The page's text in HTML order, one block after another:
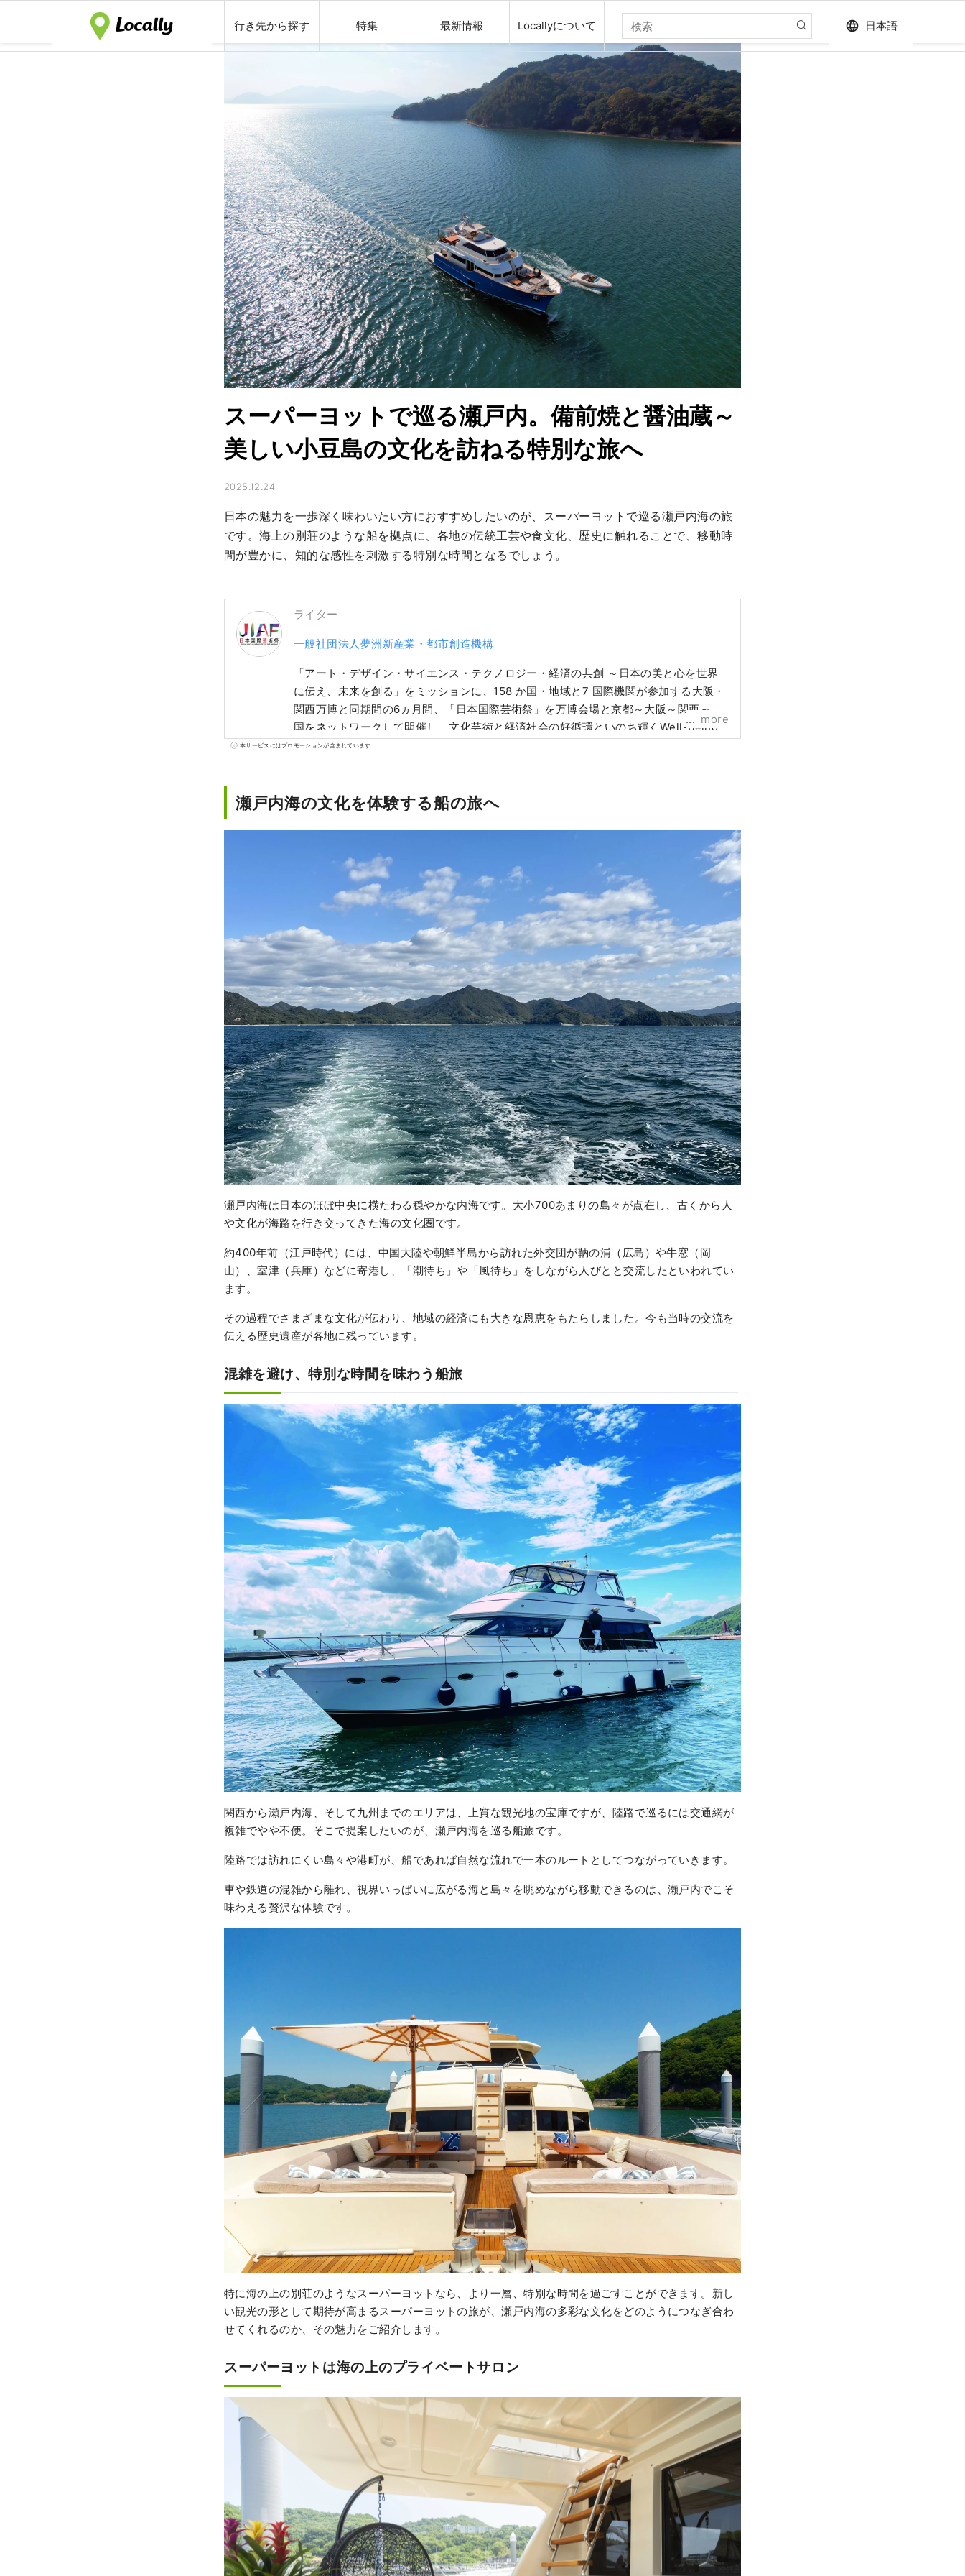
行き先から探す 特集 最新情報 Locallyについて language 日本語
スーパーヨットで巡る瀬戸内。備前焼と醤油蔵～
美しい小豆島の文化を訪ねる特別な旅へ
2025.12.24
日本の魅力を一歩深く味わいたい方におすすめしたいのが、スーパーヨットで巡る瀬戸内海の旅
です。海上の別荘のような船を拠点に、各地の伝統工芸や食文化、歴史に触れることで、移動時
間が豊かに、知的な感性を刺激する特別な時間となるでしょう。
ライター
一般社団法人夢洲新産業・都市創造機構
「アート・デザイン・サイエンス・テクノロジー・経済の共創 ～日本の美と心を世界
に伝え、未来を創る」をミッションに、158 か国・地域と7 国際機関が参加する大阪・
関西万博と同期間の6ヵ月間、「日本国際芸術祭」を万博会場と京都～大阪～関西～全
国をネットワークして開催し、文化芸術と経済社会の好循環といのち輝くWell-being
な未来創りに貢献。 万博を契機に世界の国々との多様な文化芸術・科学技術・経済の
https://yumeshimakikou.org/ 〒530-0001大阪市北区梅田3丁目4番5号 毎日新聞ビ
***************************************
more
本サービスにはプロモーションが含まれています
瀬戸内海の文化を体験する船の旅へ
瀬戸内海は日本のほぼ中央に横たわる穏やかな内海です。大小700あまりの島々が点在し、古くから人
や文化が海路を行き交ってきた海の文化圏です。
約400年前（江戸時代）には、中国大陸や朝鮮半島から訪れた外交団が鞆の浦（広島）や牛窓（岡
山）、室津（兵庫）などに寄港し、「潮待ち」や「風待ち」をしながら人びとと交流したといわれてい
ます。
その過程でさまざまな文化が伝わり、地域の経済にも大きな恩恵をもたらしました。今も当時の交流を
伝える歴史遺産が各地に残っています。
混雑を避け、特別な時間を味わう船旅
関西から瀬戸内海、そして九州までのエリアは、上質な観光地の宝庫ですが、陸路で巡るには交通網が
複雑でやや不便。そこで提案したいのが、瀬戸内海を巡る船旅です。
陸路では訪れにくい島々や港町が、船であれば自然な流れで一本のルートとしてつながっていきます。
車や鉄道の混雑から離れ、視界いっぱいに広がる海と島々を眺めながら移動できるのは、瀬戸内でこそ
味わえる贅沢な体験です。
特に海の上の別荘のようなスーパーヨットなら、より一層、特別な時間を過ごすことができます。新し
い観光の形として期待が高まるスーパーヨットの旅が、瀬戸内海の多彩な文化をどのようにつなぎ合わ
せてくれるのか、その魅力をご紹介します。
スーパーヨットは海の上のプライベートサロン